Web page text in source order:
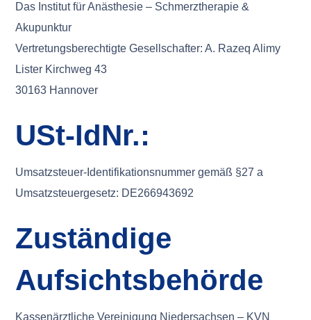
Das Institut für Anästhesie – Schmerztherapie &
Akupunktur
Vertretungsberechtigte Gesellschafter: A. Razeq Alimy
Lister Kirchweg 43
30163 Hannover
USt-IdNr.:
Umsatzsteuer-Identifikationsnummer gemäß §27 a
Umsatzsteuergesetz: DE266943692
Zuständige
Aufsichtsbehörde
Kassenärztliche Vereinigung Niedersachsen – KVN